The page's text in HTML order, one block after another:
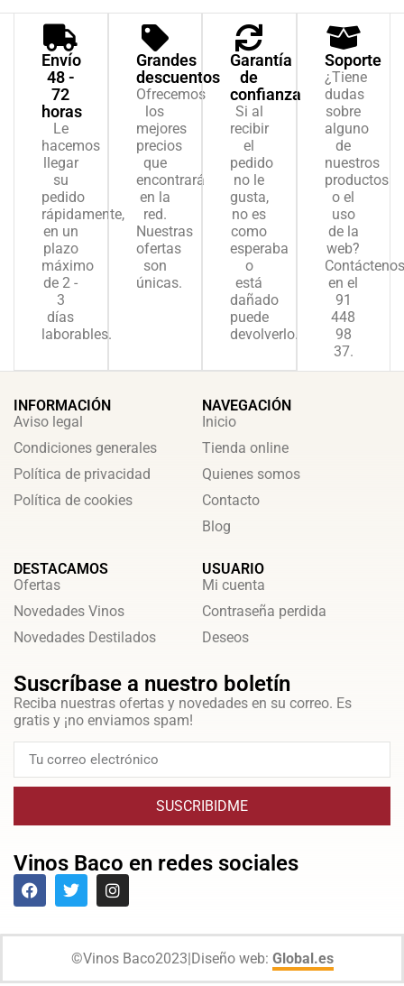
Envío
48 -
72
horas
Le
hacemos
llegar
su
pedido
rápidamente,
en un
plazo
máximo
de 2 -
3
días
laborables.
Grandes
descuentos
Ofrecemos
los
mejores
precios
que
encontrará
en la
red.
Nuestras
ofertas
son
únicas.
Garantía
de
confianza
Si al
recibir
el
pedido
no le
gusta,
no es
como
esperaba
o
está
dañado
puede
devolverlo.
Soporte
¿Tiene
dudas
sobre
alguno
de
nuestros
productos
o el
uso
de la
web?
Contáctenos
en el
91
448
98
37.
INFORMACIÓN
Aviso legal
Condiciones generales
Política de privacidad
Política de cookies
NAVEGACIÓN
Inicio
Tienda online
Quienes somos
Contacto
Blog
DESTACAMOS
Ofertas
Novedades Vinos
Novedades Destilados
USUARIO
Mi cuenta
Contraseña perdida
Deseos
Suscríbase a nuestro boletín
Reciba nuestras ofertas y novedades en su correo. Es
gratis y ¡no enviamos spam!
SUSCRIBIDME
Vinos Baco en redes sociales
©Vinos Baco2023 Diseño web: Global.es